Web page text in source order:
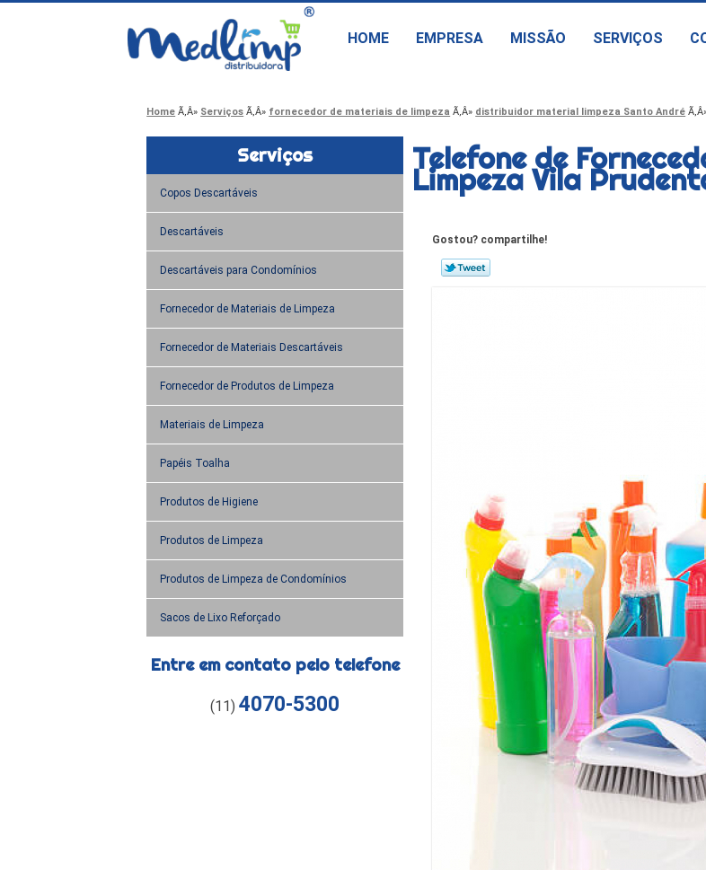
HOME EMPRESA MISSÃO SERVIÇOS
Home Serviços fornecedor de materiais de limpeza distribuidor material limpeza Santo André
Serviços
Copos Descartáveis
Descartáveis
Descartáveis para Condomínios
Fornecedor de Materiais de Limpeza
Fornecedor de Materiais Descartáveis
Fornecedor de Produtos de Limpeza
Materiais de Limpeza
Papéis Toalha
Produtos de Higiene
Produtos de Limpeza
Produtos de Limpeza de Condomínios
Sacos de Lixo Reforçado
Entre em contato pelo telefone
(11)4070-5300
Telefone de
Limpeza Vila
Gostou? compartilhe!